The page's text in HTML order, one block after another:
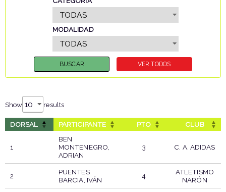
MODALIDAD
Show results
DORSAL PARTICIPANTE PTO CLUB
1
BEN
MONTENEGRO,
ADRIAN
3 C. A. ADIDAS
2
PUENTES
BARCIA, IVÁN
4
ATLETISMO
NARÓN